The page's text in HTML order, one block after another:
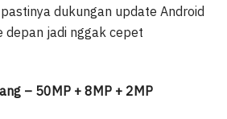
dukungan update Android
depan jadi nggak cepet
– 50MP + 8MP + 2MP